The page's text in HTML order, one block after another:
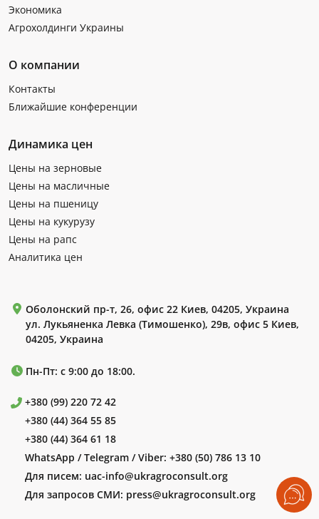
Экономика
Агрохолдинги Украины
О компании
Контакты
Ближайшие конференции
Динамика цен
Цены на зерновые
Цены на масличные
Цены на пшеницу
Цены на кукурузу
Цены на рапс
Аналитика цен
Оболонский пр-т, 26, офис 22 Киев, 04205, Украина
ул. Лукьяненка Левка (Тимошенко), 29в, офис 5 Киев,
04205, Украина
Пн-Пт: с 9:00 до 18:00.
+380 (99) 220 72 42
+380 (44) 364 55 85
+380 (44) 364 61 18
WhatsApp / Telegram / Viber: +380 (50) 786 13 10
Для писем: uac-info@ukragroconsult.org
Для запросов СМИ: press@ukragroconsult.org